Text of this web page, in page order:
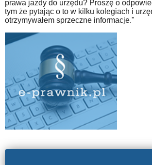
prawa jazdy do urzędu? Proszę o
tym że pytając o to w kilku kolegiach i
otrzymywałem sprzeczne informacje."